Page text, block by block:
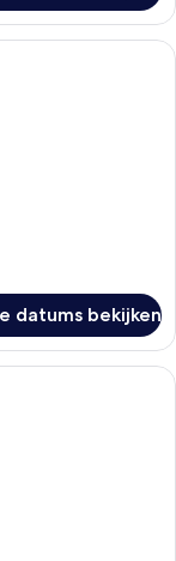
met twee bedden,
datums bekijken
hotelkamer met een